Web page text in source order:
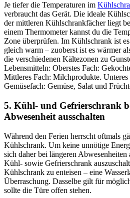
Je tiefer die Temperaturen im
verbraucht das Gerät. Die ideale
der mittleren Kühlschrankfächer liegt
einem Thermometer kannst du die
Zone überprüfen. Im Kühlschrank ist
gleich warm – zuoberst ist es wärmer
die verschiedenen Kältezonen zu
Lebensmitteln: Oberstes Fach:
Mittleres Fach: Milchprodukte. Unteres
Gemüsefach: Gemüse, Salat und
5. Kühl- und Gefrierschrank
Abwesenheit ausschalten
Während den Ferien herrscht oftmals
Kühlschrank. Um keine unnötige
sich daher bei längeren Abwesenheiten
Kühl- sowie Gefrierschrank
Kühlschrank zu enteisen – eine
Überraschung. Dasselbe gilt für
sollte die Türe offen stehen.